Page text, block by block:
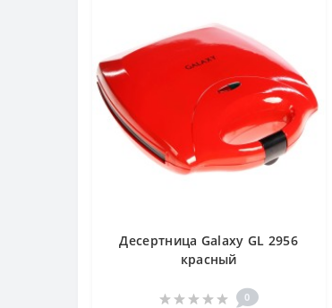
Десертница Galaxy GL 2956
красный
0